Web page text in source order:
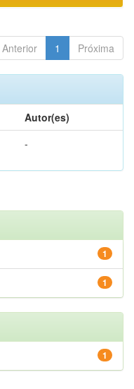
Anterior 1 Próxima
Autor(es)
-
1
1
1